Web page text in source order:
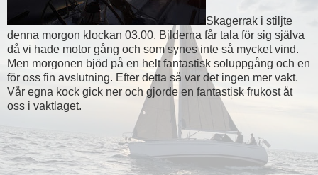
Skagerrak i stiljte
denna morgon klockan 03.00. Bilderna får tala för sig själva
då vi hade motor gång och som synes inte så mycket vind.
Men morgonen bjöd på en helt fantastisk soluppgång och en
för oss fin avslutning. Efter detta så var det ingen mer vakt.
Vår egna kock gick ner och gjorde en fantastisk frukost åt
oss i vaktlaget.